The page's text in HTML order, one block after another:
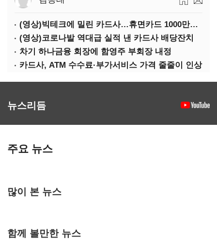
(영상)빅테크에 밀린 카드사…휴면카드 1000만장 육박
(영상)코로나발 역대급 실적 낸 카드사 배당잔치
차기 하나금융 회장에 함영주 부회장 내정
카드사, ATM 수수료·부가서비스 가격 줄줄이 인상
뉴스리듬
주요 뉴스
많이 본 뉴스
함께 볼만한 뉴스